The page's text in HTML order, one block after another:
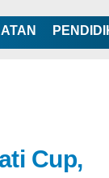
Cup,